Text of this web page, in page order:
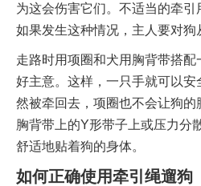
为这会伤害它们。不适当的牵引
如果发生这种情况，主人要对狗
走路时用项圈和犬用胸背带搭
好主意。这样，一只手就可以
然被牵回去，项圈也不会让狗的
胸背带上的Y形带子上或压力分
舒适地贴着狗的身体。
如何正确使用牵引绳遛狗